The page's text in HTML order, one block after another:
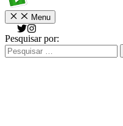
Menu
Pesquisar por: